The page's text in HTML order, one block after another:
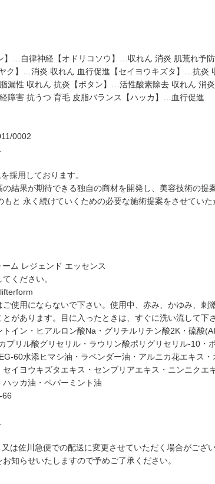
】…自律神経【オドリコソウ】…収れん 消炎 肌荒れ
ク】…消炎 収れん 血行促進【セイヨウキズタ】…抗
性 収れん 抗炎【ボタン】…活性酸素除去 収れん 消
障害 抗うつ 育毛 皮脂バランス【ハッカ】…血行促進
0002
採用しております。
結果が期待できる独自の商材を開発し、美容技術の
と 永く続けていくための必要な施術提案をさせてい
ム レジェンド エッセンス
ください。
使用にならないで下さい。使用中、赤み、かゆみ、
があります。目に入ったときは、すぐに洗い流して
イン・ヒアルロン酸Na・グリチルリチン酸2K・硫酸
リル酸グリセリル・ラウリン酸ポリグリセリル-10
60水添ヒマシ油・ラベンダー油・アルニカ花エキス
イヨウキズタエキス・センブリアエキス・ニンニク
ッカ油・ペパーミント油
66
佐川急便での配送に変更させていただく場合がござい
知らせいたしますので予めご了承ください。